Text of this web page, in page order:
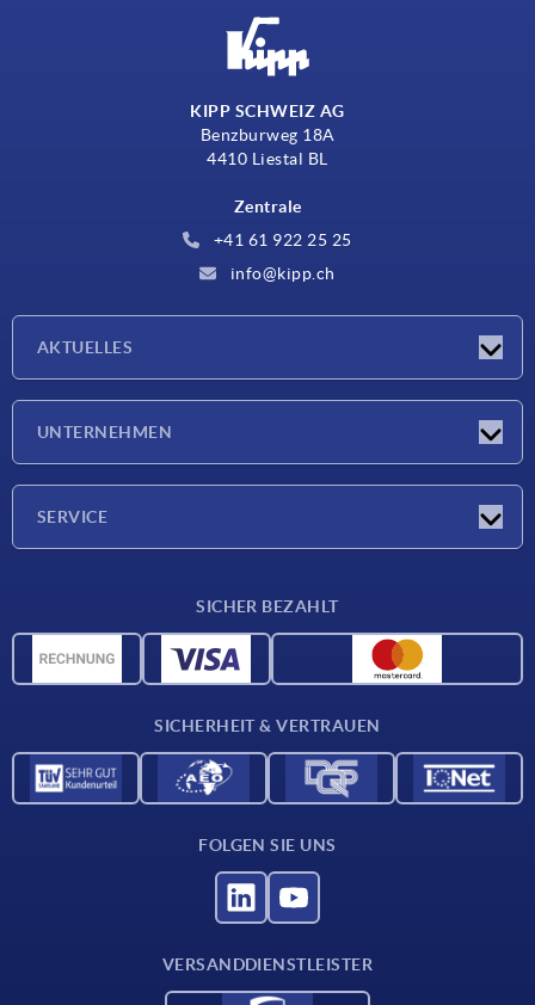
KIPP SCHWEIZ AG
Benzburweg 18A
4410 Liestal BL
Zentrale
+41 61 922 25 25
info@kipp.ch
AKTUELLES
UNTERNEHMEN
SERVICE
CAD-Daten
SICHER BEZAHLT
SICHERHEIT & VERTRAUEN
FOLGEN SIE UNS
VERSANDDIENSTLEISTER